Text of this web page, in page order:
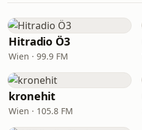
Hitradio Ö3
Wien · 99.9 FM
kronehit
Wien · 105.8 FM